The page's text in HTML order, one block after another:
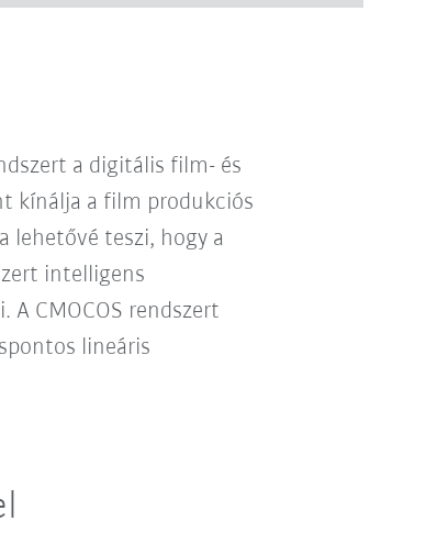
a digitális film- és
kínálja a film produkciós
lehetővé teszi, hogy a
intelligens
A CMOCOS rendszert
lineáris